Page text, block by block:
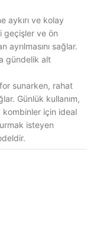
aykırı ve kolay
geçişler ve ön
sağlar.
gündelik alt
sunarken, rahat
Günlük kullanım,
kombinler için ideal
isteyen